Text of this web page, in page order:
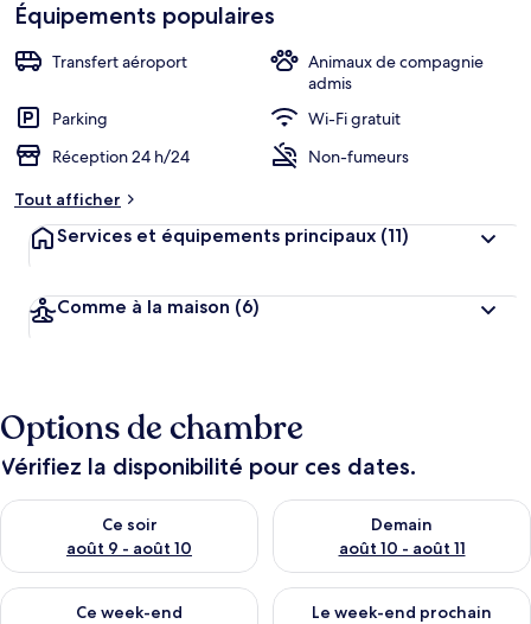
Équipements populaires
Transfert aéroport
Animaux de compagnie
admis
Parking
Wi-Fi gratuit
Réception 24 h/24
Non-fumeurs
Tout afficher
Services et équipements principaux (11)
Comme à la maison (6)
Options de chambre
Vérifiez la disponibilité pour ces dates.
Ce soir
août 9 - août 10
Vérifier la disponibilité pour ce soir août 9 - août 10
Demain
août 10 - août 11
Vérifier la disponibilité pour
Ce week-end
Vérifier la disponibilité pour ce week-end août 14 - août 16
Le week-end prochain
Vérifier la disponibilité pour